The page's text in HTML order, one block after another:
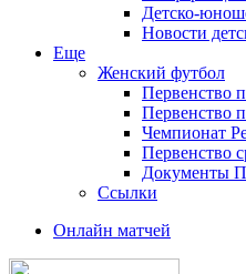
Детско-
Новости
Еще
Женский футбол
Первенство
Первенство
Чемпионат
Первенство
Документы
Ссылки
Онлайн матчей